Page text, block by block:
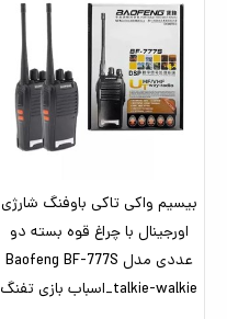
بیسیم واکی تاکی باوفنگ شارژی
اورجینال با چراغ قوه بسته دو
عددی مدل Baofeng BF-777S
talkie-walkie_اسباب بازی تفنگ